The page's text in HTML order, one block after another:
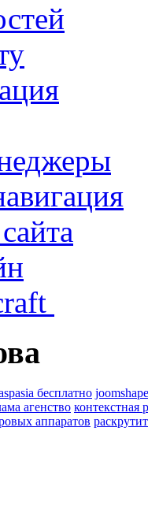
бесплатно
агенство контекстная
аппаратов